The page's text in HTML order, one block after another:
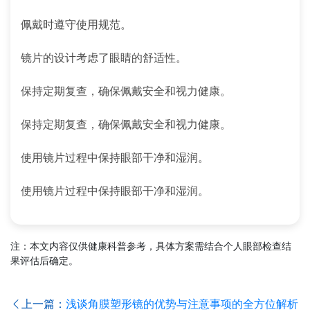
佩戴时遵守使用规范。
镜片的设计考虑了眼睛的舒适性。
保持定期复查，确保佩戴安全和视力健康。
保持定期复查，确保佩戴安全和视力健康。
使用镜片过程中保持眼部干净和湿润。
使用镜片过程中保持眼部干净和湿润。
注：本文内容仅供健康科普参考，具体方案需结合个人眼部检查结
果评估后确定。
上一篇： 浅谈角膜塑形镜的优势与注意事项的全方位解析